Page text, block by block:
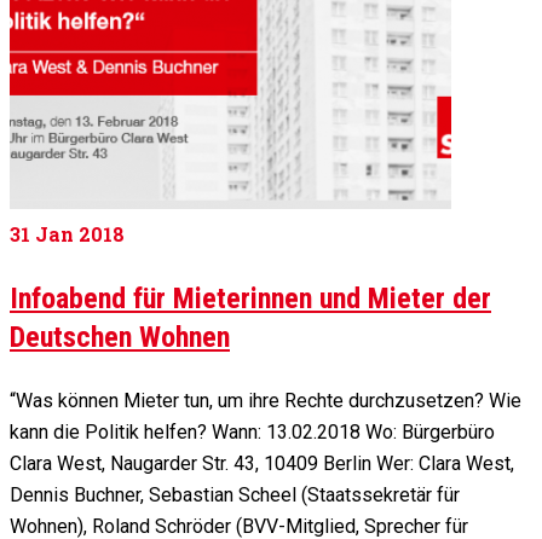
31 Jan 2018
Infoabend für Mieterinnen und Mieter der
Deutschen Wohnen
“Was können Mieter tun, um ihre Rechte durchzusetzen? Wie
kann die Politik helfen? Wann: 13.02.2018 Wo: Bürgerbüro
Clara West, Naugarder Str. 43, 10409 Berlin Wer: Clara West,
Dennis Buchner, Sebastian Scheel (Staatssekretär für
Wohnen), Roland Schröder (BVV-Mitglied, Sprecher für